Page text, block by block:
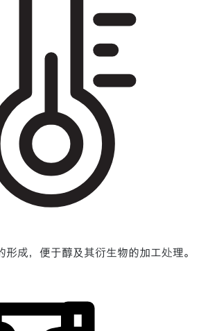
形成，便于醇及其衍生物的加工处理。